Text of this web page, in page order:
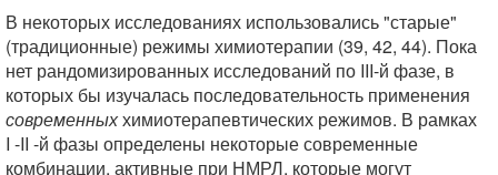
В некоторых исследованиях использовались "старые"
(традиционные) режимы химиотерапии (39, 42, 44). Пока
нет рандомизированных исследований по III-й фазе, в
которых бы изучалась последовательность применения
современныххимиотерапевтических режимов. В рамках
I -II -й фазы определены некоторые современные
комбинации, активные при НМРЛ, которые могут